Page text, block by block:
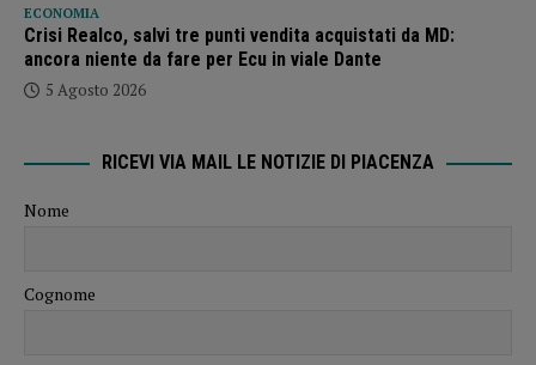
ECONOMIA
Crisi Realco, salvi tre punti vendita acquistati da MD:
ancora niente da fare per Ecu in viale Dante
5 Agosto 2026
RICEVI VIA MAIL LE NOTIZIE DI PIACENZA
Nome
Cognome